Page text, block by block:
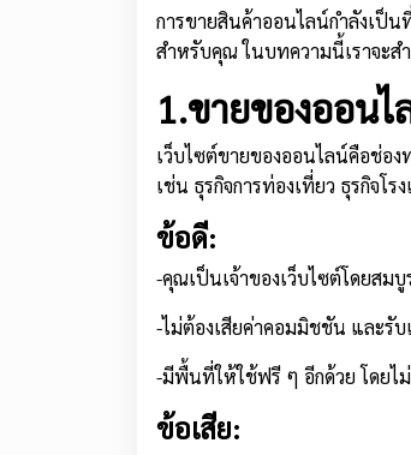
การขายสินค้าออนไลน์กำลังเป็
สำหรับคุณ ในบทความนี้เราจะส
1.ขายของออน
เว็บไซต์ขายของออนไลน์คือช่อง
เช่น ธุรกิจการท่องเที่ยว ธุรกิจโ
ข้อดี:
-คุณเป็นเจ้าของเว็บไซต์โดยสม
-ไม่ต้องเสียค่าคอมมิชชัน และรั
-มีพื้นที่ให้ใช้ฟรี ๆ อีกด้วย โดยไม่
ข้อเสีย: